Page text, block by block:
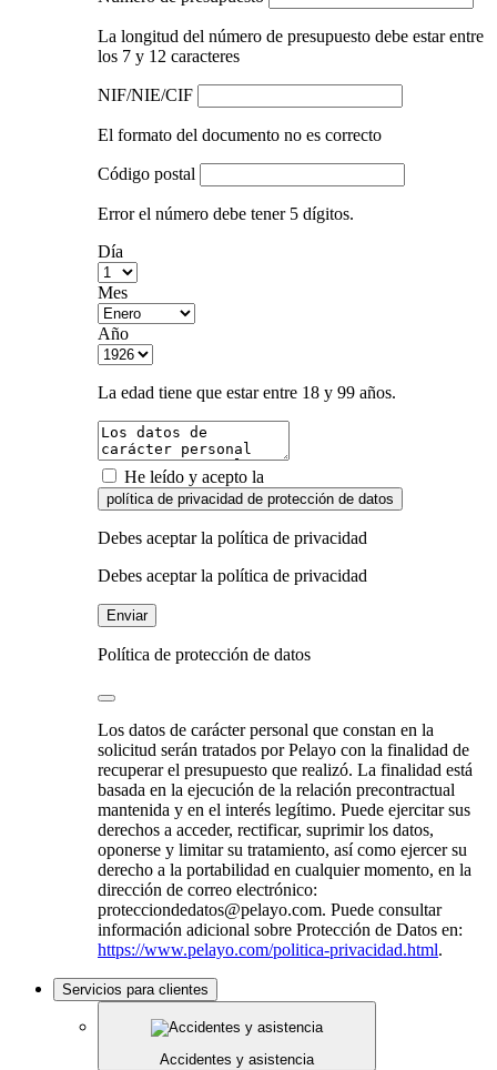
La longitud del número de presupuesto debe estar entre
los 7 y 12 caracteres
NIF/NIE/CIF
El formato del documento no es correcto
Código postal
Error el número debe tener 5 dígitos.
Día
Mes
Año
La edad tiene que estar entre 18 y 99 años.
He leído y acepto la
política de privacidad de protección de datos
Debes aceptar la política de privacidad
Debes aceptar la política de privacidad
Enviar
Política de protección de datos
Los datos de carácter personal que constan en la
solicitud serán tratados por Pelayo con la finalidad de
recuperar el presupuesto que realizó. La finalidad está
basada en la ejecución de la relación precontractual
mantenida y en el interés legítimo. Puede ejercitar sus
derechos a acceder, rectificar, suprimir los datos,
oponerse y limitar su tratamiento, así como ejercer su
derecho a la portabilidad en cualquier momento, en la
dirección de correo electrónico:
protecciondedatos@pelayo.com. Puede consultar
información adicional sobre Protección de Datos en:
https://www.pelayo.com/politica-privacidad.html.
Servicios para clientes
Accidentes y asistencia